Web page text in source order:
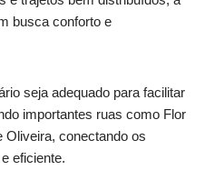
busca conforto e
seja adequado para facilitar
importantes ruas como Flor
Oliveira, conectando os
eficiente.